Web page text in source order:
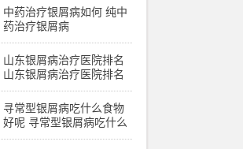
中药治疗银屑病如何 纯中
药治疗银屑病
山东银屑病治疗医院排名
山东银屑病治疗医院排名
榜
寻常型银屑病吃什么食物
好呢 寻常型银屑病吃什么
药效果好